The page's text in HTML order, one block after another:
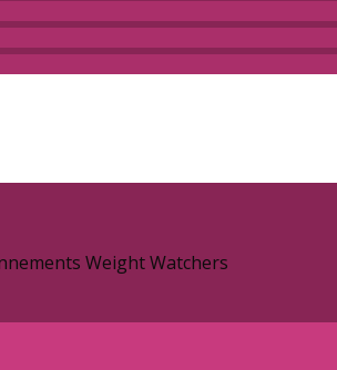
Weight Watchers